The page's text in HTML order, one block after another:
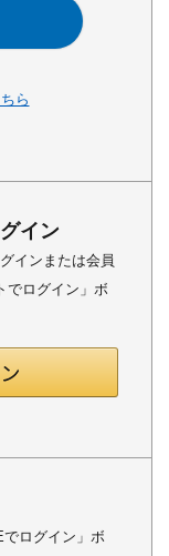
ら
イン
インまたは会員
でログイン」ボ
でログイン」ボ